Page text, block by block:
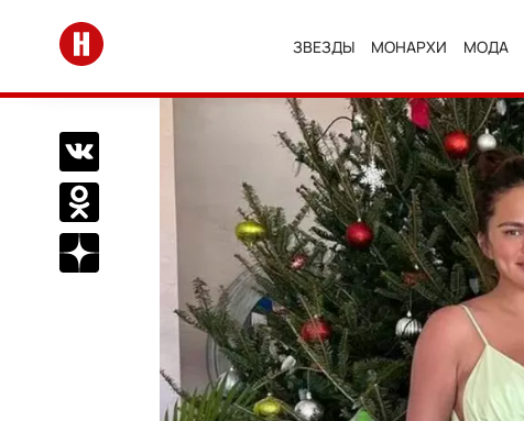
Перейти на главную
ЗВЕЗДЫ МОНАРХИ МОДА
Поделиться Вконтакте
Поделиться в Одноклассниках
Подписаться на нас в Дзен